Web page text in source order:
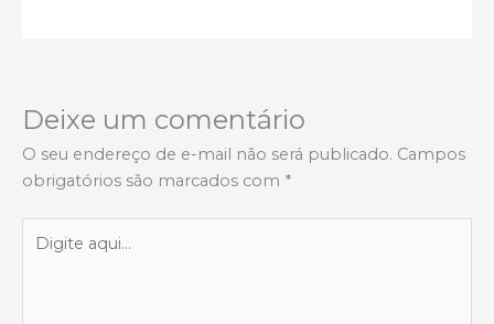
Deixe um comentário
O seu endereço de e-mail não será publicado. Campos
obrigatórios são marcados com *
aqui...